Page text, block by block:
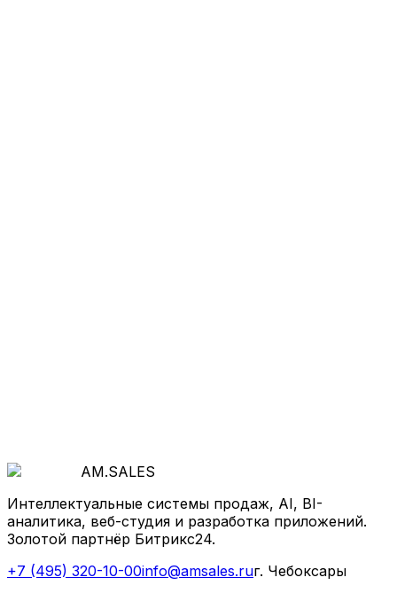
AM.SALES
Интеллектуальные системы продаж, AI, BI-
аналитика, веб-студия и разработка приложений.
Золотой партнёр Битрикс24.
+7 (495) 320-10-00info@amsales.ruг. Чебоксары